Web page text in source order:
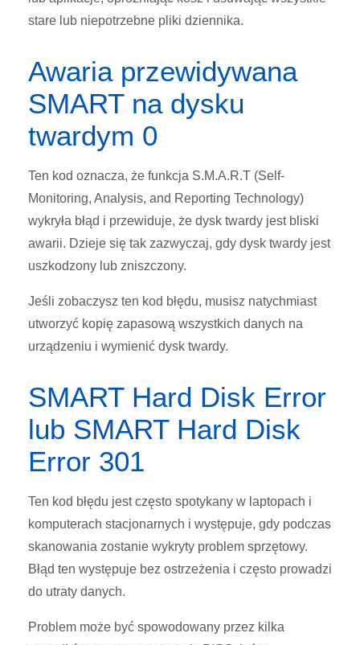
stare lub niepotrzebne pliki dziennika.
Awaria przewidywana
SMART na dysku
twardym 0
Ten kod oznacza, że funkcja S.M.A.R.T (Self-
Monitoring, Analysis, and Reporting Technology)
wykryła błąd i przewiduje, że dysk twardy jest bliski
awarii. Dzieje się tak zazwyczaj, gdy dysk twardy jest
uszkodzony lub zniszczony.
Jeśli zobaczysz ten kod błędu, musisz natychmiast
utworzyć kopię zapasową wszystkich danych na
urządzeniu i wymienić dysk twardy.
SMART Hard Disk Error
lub SMART Hard Disk
Error 301
Ten kod błędu jest często spotykany w laptopach i
komputerach stacjonarnych i występuje, gdy podczas
skanowania zostanie wykryty problem sprzętowy.
Błąd ten występuje bez ostrzeżenia i często prowadzi
do utraty danych.
Problem może być spowodowany przez kilka